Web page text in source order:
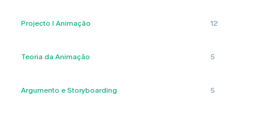
Projecto I Animação 12
Teoria da Animação 5
Argumento e Storyboarding 5